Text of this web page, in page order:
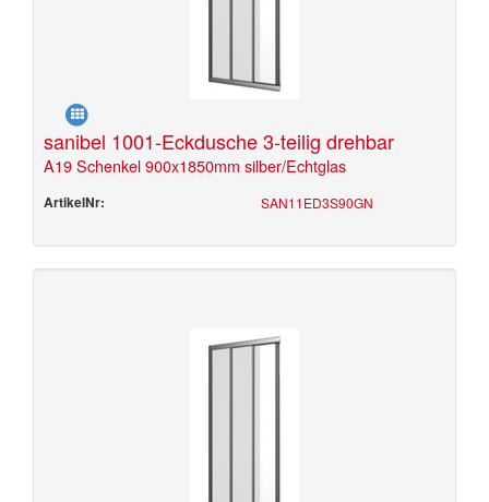
sanibel 1001-Eckdusche 3-teilig drehbar
A19 Schenkel 900x1850mm silber/Echtglas
ArtikelNr: SAN11ED3S90GN